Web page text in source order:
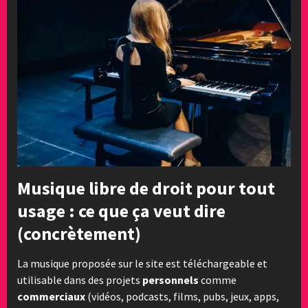
Musique libre de droit pour tout
usage : ce que ça veut dire
(concrètement)
La musique proposée sur le site est téléchargeable et
utilisable dans des projets personnels comme
commerciaux (vidéos, podcasts, films, pubs, jeux, apps,